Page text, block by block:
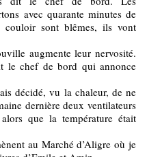
avec quarante minutes de
couloir sont blêmes, ils vont
augmente leur nervosité.
le chef de bord qui annonce
décidé, vu la chaleur, de ne
dernière deux ventilateurs
que la température était
au Marché d’Aligre où je